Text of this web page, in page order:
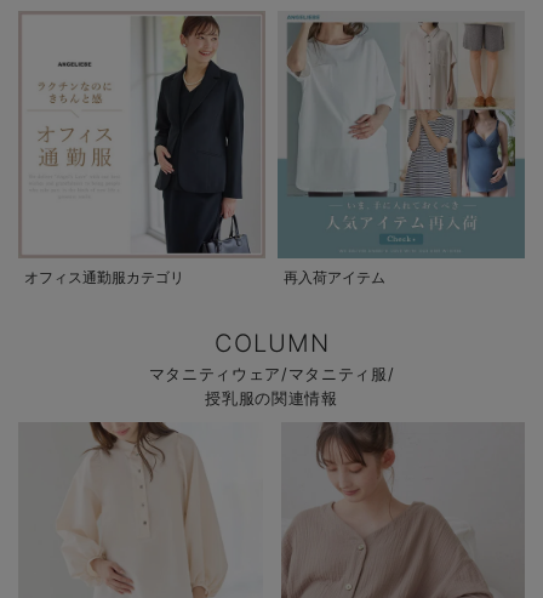
オフィス通勤服カテゴリ 再入荷アイテム
COLUMN
マタニティウェア/マタニティ服/
授乳服の関連情報